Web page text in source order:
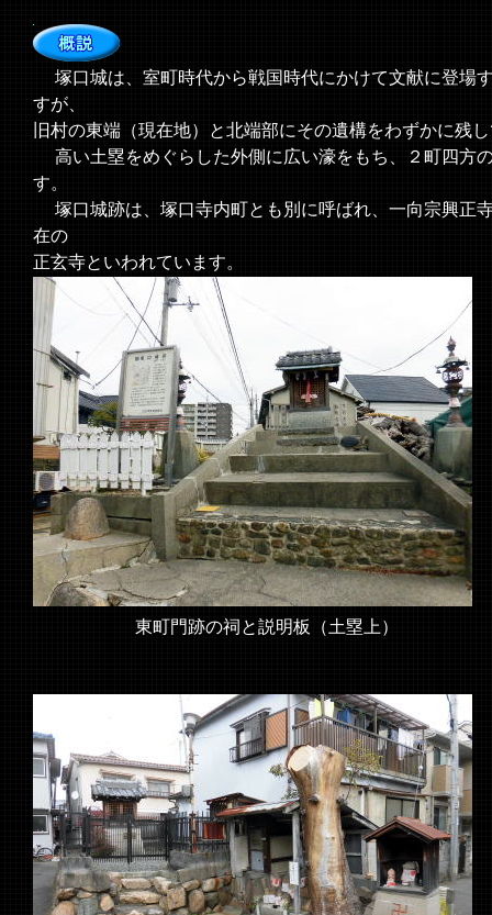
東町門跡の祠と説明板（土塁上）
塚口城は、室町時代から戦国時代にかけて文献に登場
すが、
旧村の東端（現在地）と北端部にその遺構をわずかに残
高い土塁をめぐらした外側に広い濠をもち、２町四方
す。
塚口城跡は、塚口寺内町とも別に呼ばれ、一向宗興正
在の
正玄寺といわれています。
＜現地（東町門跡）案内板より＞